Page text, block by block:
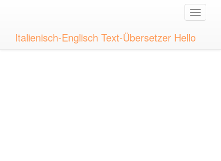
Toggle
Italienisch-Englisch Text-Übersetzer Hello